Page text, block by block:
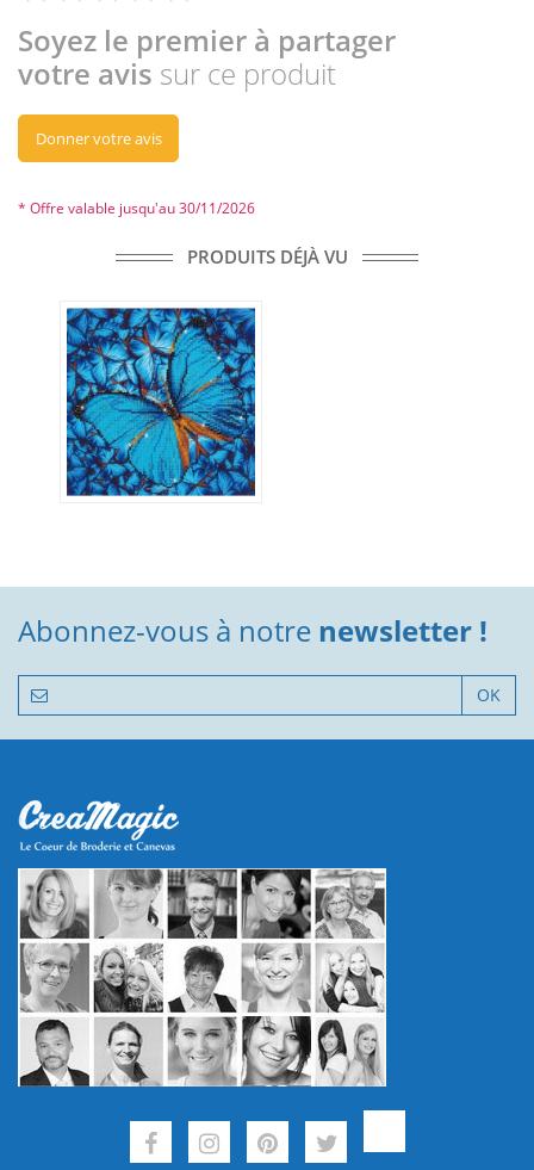
Soyez le premier à partager
votre avis sur ce produit
Donner votre avis
* Offre valable jusqu'au 30/11/2026
PRODUITS DÉJÀ VU
Abonnez-vous à notre newsletter !
OK